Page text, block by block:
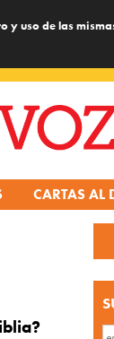
uso de las
CARTAS AL